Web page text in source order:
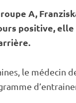
A,
positive, elle
le médecin